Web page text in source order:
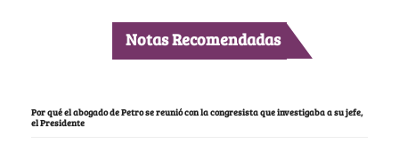
Notas Recomendadas
Por qué el abogado de Petro se reunió con la congresista que investigaba a su jefe,
el Presidente